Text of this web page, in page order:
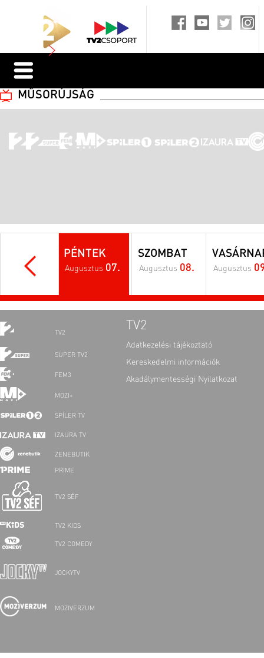
MŰSORÚJSÁG
PÉNTEK
Augusztus 07.
SZOMBAT
Augusztus 08. Augusztus
TV2
SUPER TV2
FEM3
MOZI+
SPÍLER TV
IZAURA TV
ZENEBUTIK
PRIME
TV2 SÉF
TV2 KIDS
TV2 COMEDY
JOCKYTV
MOZIVERZUM
TV2
Adatkezelési tájékoztató
Kereskedelmi információk
Akadálymentességi Nyilatkozat